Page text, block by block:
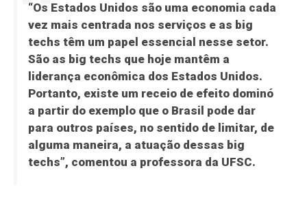
“Os Estados Unidos são uma economia cada
vez mais centrada nos serviços e as big
techs têm um papel essencial nesse setor.
São as big techs que hoje mantêm a
liderança econômica dos Estados Unidos.
Portanto, existe um receio de efeito dominó
a partir do exemplo que o Brasil pode dar
para outros países, no sentido de limitar, de
alguma maneira, a atuação dessas big
techs”, comentou a professora da UFSC.